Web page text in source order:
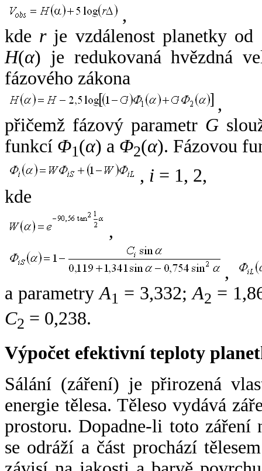
,
kde rje vzdálenost planetky od
H(α) je redukovaná hvězdná
fázového zákona
,
přičemž fázový parametr G
funkcí Φ1(α) a Φ2(α). Fázovou
, i = 1, 2,
kde
,
,
a parametryA1 = 3,332;A2 =
C2 = 0,238.
Výpočet efektivní teploty
Sálání (záření) je přirozená
energie tělesa. Těleso vydává
prostoru. Dopadne-li toto záření
se odráží a část prochází